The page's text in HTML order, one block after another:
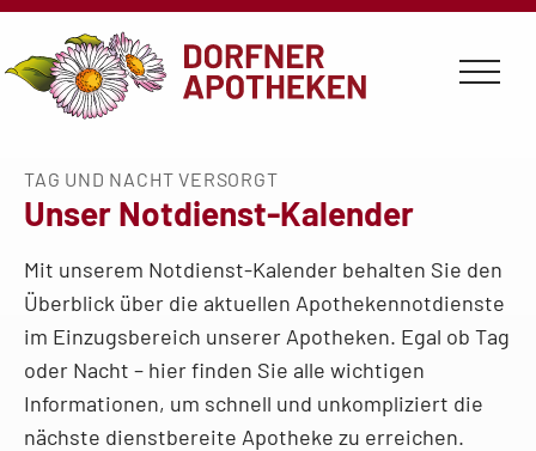
TAG UND NACHT VERSORGT
Unser Notdienst-Kalender
Mit unserem Notdienst-Kalender behalten Sie den
Überblick über die aktuellen Apothekennotdienste
im Einzugsbereich unserer Apotheken. Egal ob Tag
oder Nacht – hier finden Sie alle wichtigen
Informationen, um schnell und unkompliziert die
nächste dienstbereite Apotheke zu erreichen.